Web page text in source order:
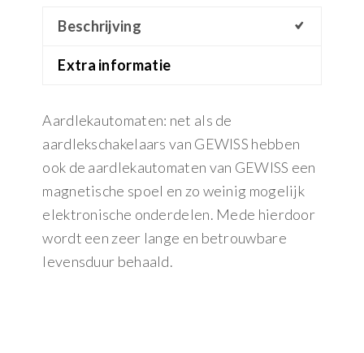
Beschrijving
Extra informatie
Aardlekautomaten: net als de
aardlekschakelaars van GEWISS hebben
ook de aardlekautomaten van GEWISS een
magnetische spoel en zo weinig mogelijk
elektronische onderdelen. Mede hierdoor
wordt een zeer lange en betrouwbare
levensduur behaald.